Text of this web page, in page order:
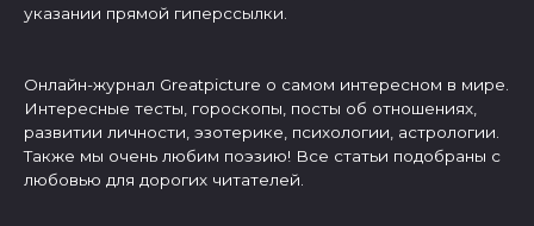
указании прямой гиперссылки.
Онлайн-журнал Greatpicture о самом интересном в мире.
Интересные тесты, гороскопы, посты об отношениях,
развитии личности, эзотерике, психологии, астрологии.
Также мы очень любим поэзию! Все статьи подобраны с
любовью для дорогих читателей.